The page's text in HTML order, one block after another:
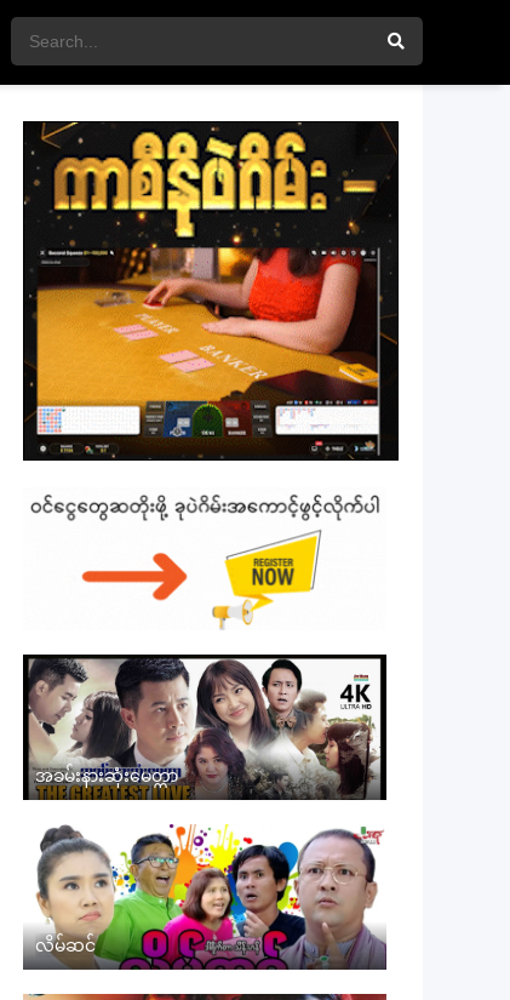
အခမ်းနားဆုံးမေတ္တာ
လိမ်ဆင်